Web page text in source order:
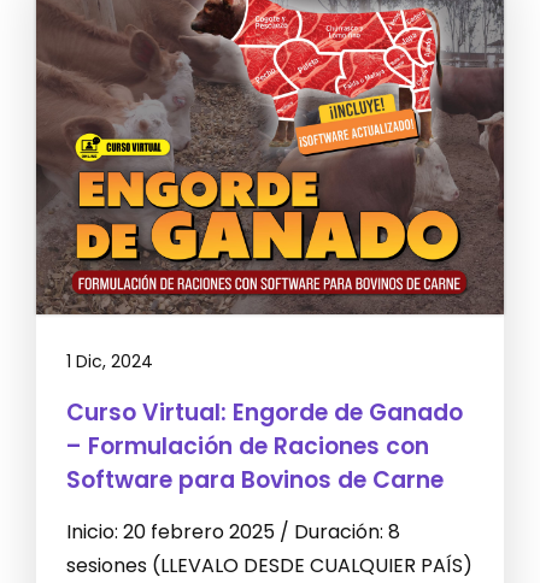
1 Dic, 2024
Curso Virtual: Engorde de Ganado
– Formulación de Raciones con
Software para Bovinos de Carne
Inicio: 20 febrero 2025 / Duración: 8
sesiones (LLEVALO DESDE CUALQUIER PAÍS)